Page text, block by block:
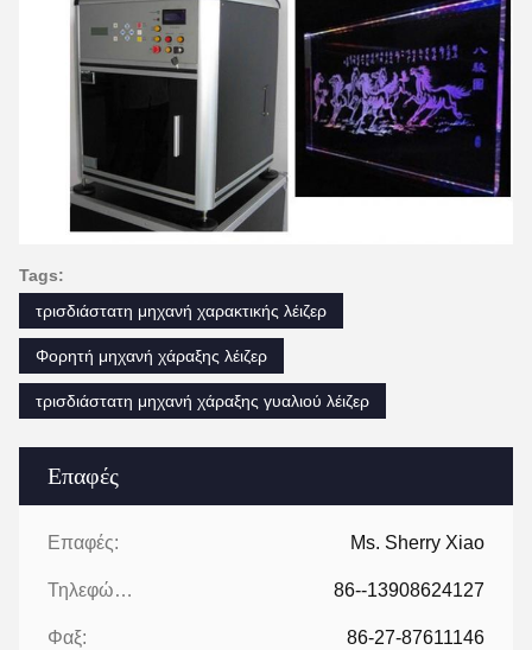
Επαφές
Επαφές: Ms. Sherry Xiao
Τηλεφώνημα: 86--13908624127
Φαξ: 86-27-87611146
Tags:
τρισδιάστατη μηχανή χαρακτικής λέιζερ
Φορητή μηχανή χάραξης λέιζερ
τρισδιάστατη μηχανή χάραξης γυαλιού λέιζερ